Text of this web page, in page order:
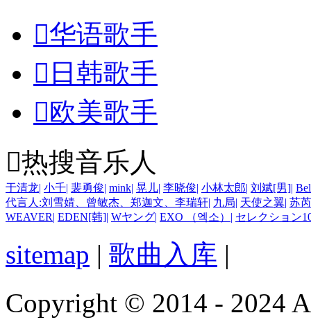
华语歌手
 日韩歌手
欧美歌手
热搜音乐人
于清龙| 小千| 裴勇俊| mink| 晃儿| 李晓俊| 小林太郎| 刘斌[男]|
代言人:刘雪婧、曾敏杰、郑迦文、李瑞轩| 九局| 天使之翼| 苏芮
WEAVER| EDEN[韩]| Wヤング| EXO （엑소） | セレクション
sitemap | 歌曲入库 |
Copyright © 2014 - 2024